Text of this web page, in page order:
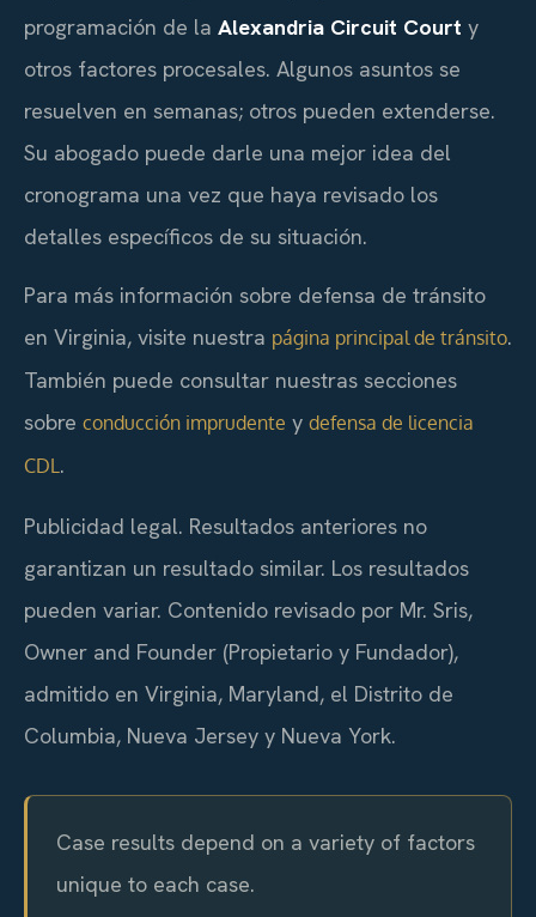
programación de la Alexandria Circuit Court y
otros factores procesales. Algunos asuntos se
resuelven en semanas; otros pueden extenderse.
Su abogado puede darle una mejor idea del
cronograma una vez que haya revisado los
detalles específicos de su situación.
Para más información sobre defensa de tránsito
en Virginia, visite nuestra página principal de tránsito.
También puede consultar nuestras secciones
sobre conducción imprudente y defensa de licencia
CDL.
Publicidad legal. Resultados anteriores no
garantizan un resultado similar. Los resultados
pueden variar. Contenido revisado por Mr. Sris,
Owner and Founder (Propietario y Fundador),
admitido en Virginia, Maryland, el Distrito de
Columbia, Nueva Jersey y Nueva York.
Case results depend on a variety of factors
unique to each case.